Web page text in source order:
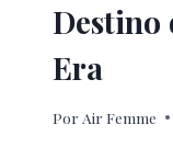
Destino
Era
Por Air Femme